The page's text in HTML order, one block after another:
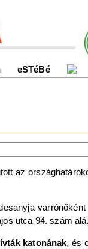
eSTéBé
az
varrónőként
utca 94. szám alá.
katonának, és